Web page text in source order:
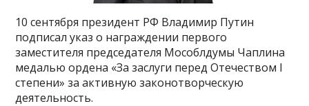
10 сентября президент РФ Владимир Путин
подписал указ о награждении первого
заместителя председателя Мособлдумы Чаплина
медалью ордена «За заслуги перед Отечеством I
степени» за активную законотворческую
деятельность.